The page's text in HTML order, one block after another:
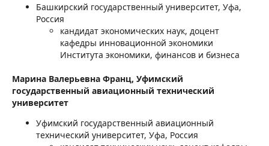
Башкирский государственный университет, Уфа,
Россия
кандидат экономических наук, доцент
кафедры инновационной экономики
Института экономики, финансов и бизнеса
Марина Валерьевна Франц, Уфимский
государственный авиационный технический
университет
Уфимский государственный авиационный
технический университет, Уфа, Россия